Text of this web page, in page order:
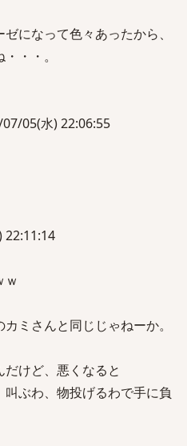
になって色々あったから、
・・。
05(水) 22:06:55
22:11:14
ｗ
ミさんと同じじゃねーか。
けど、悪くなると
ぶわ、物投げるわで手に負